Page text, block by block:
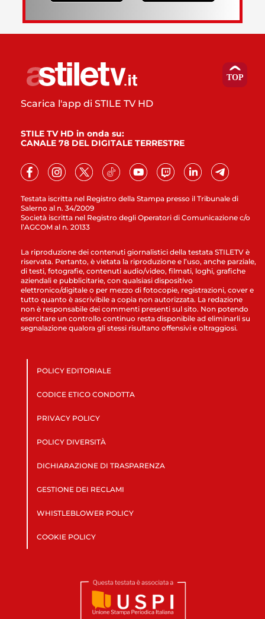
Testata iscritta nel Registro della Stampa presso il Tribunale di
Salerno al n. 34/2009
Società iscritta nel Registro degli Operatori di Comunicazione c/o
l’AGCOM al n. 20133
Scarica l'app di STILE TV HD
STILE TV HD in onda su:
CANALE 78 DEL DIGITALE TERRESTRE
La riproduzione dei contenuti giornalistici della testata STILETV è
riservata. Pertanto, è vietata la riproduzione e l’uso, anche parziale,
di testi, fotografie, contenuti audio/video, filmati, loghi, grafiche
aziendali e pubblicitarie, con qualsiasi dispositivo
elettronico/digitale o per mezzo di fotocopie, registrazioni, cover e
tutto quanto è ascrivibile a copia non autorizzata. La redazione
non è responsabile dei commenti presenti sul sito. Non potendo
esercitare un controllo continuo resta disponibile ad eliminarli su
segnalazione qualora gli stessi risultano offensivi e oltraggiosi.
POLICY EDITORIALE
CODICE ETICO CONDOTTA
PRIVACY POLICY
POLICY DIVERSITÀ
DICHIARAZIONE DI TRASPARENZA
GESTIONE DEI RECLAMI
WHISTLEBLOWER POLICY
COOKIE POLICY